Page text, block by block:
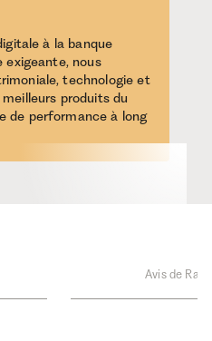
à la banque
exigeante, nous
technologie et
produits du
de performance à long
Avis de